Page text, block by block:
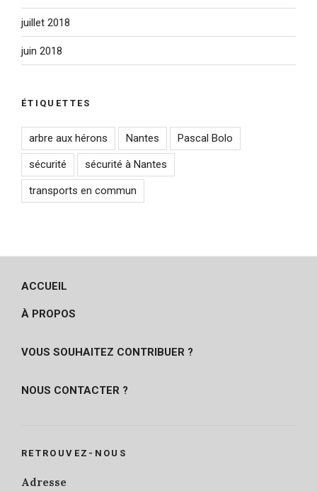
juillet 2018
juin 2018
ÉTIQUETTES
arbre aux hérons Nantes Pascal Bolo
sécurité sécurité à Nantes
transports en commun
ACCUEIL
À PROPOS
VOUS SOUHAITEZ CONTRIBUER ?
NOUS CONTACTER ?
RETROUVEZ-NOUS
Adresse